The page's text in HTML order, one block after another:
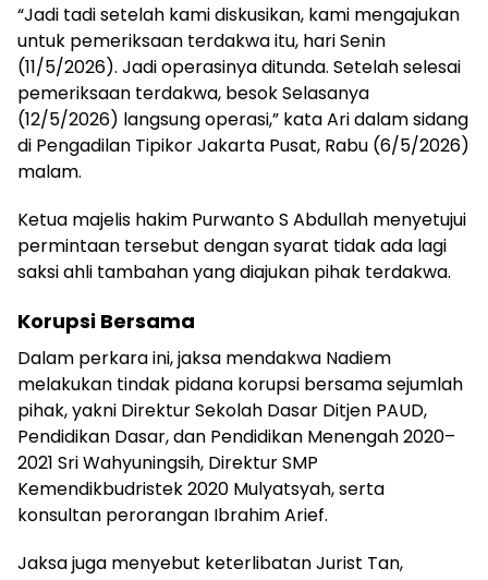
“Jadi tadi setelah kami diskusikan, kami mengajukan
untuk pemeriksaan terdakwa itu, hari Senin
(11/5/2026). Jadi operasinya ditunda. Setelah selesai
pemeriksaan terdakwa, besok Selasanya
(12/5/2026) langsung operasi,” kata Ari dalam sidang
di Pengadilan Tipikor Jakarta Pusat, Rabu (6/5/2026)
malam.
Ketua majelis hakim Purwanto S Abdullah menyetujui
permintaan tersebut dengan syarat tidak ada lagi
saksi ahli tambahan yang diajukan pihak terdakwa.
Korupsi Bersama
Dalam perkara ini, jaksa mendakwa Nadiem
melakukan tindak pidana korupsi bersama sejumlah
pihak, yakni Direktur Sekolah Dasar Ditjen PAUD,
Pendidikan Dasar, dan Pendidikan Menengah 2020–
2021 Sri Wahyuningsih, Direktur SMP
Kemendikbudristek 2020 Mulyatsyah, serta
konsultan perorangan Ibrahim Arief.
Jaksa juga menyebut keterlibatan Jurist Tan,